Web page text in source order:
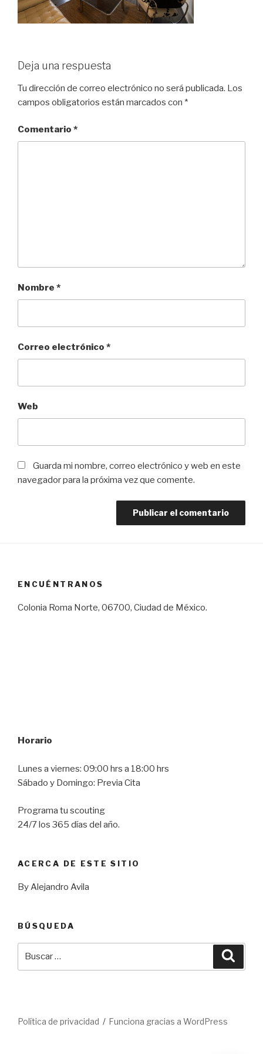
Deja una respuesta
Tu dirección de correo electrónico no será publicada. Los
campos obligatorios están marcados con *
Comentario *
Nombre *
Correo electrónico *
Web
Guarda mi nombre, correo electrónico y web en este
navegador para la próxima vez que comente.
ENCUÉNTRANOS
Colonia Roma Norte, 06700, Ciudad de México.
Horario
Lunes a viernes: 09:00 hrs a 18:00 hrs
Sábado y Domingo: Previa Cita
Programa tu scouting
24/7 los 365 días del año.
ACERCA DE ESTE SITIO
By Alejandro Avila
BÚSQUEDA
Política de privacidad Funciona gracias a WordPress